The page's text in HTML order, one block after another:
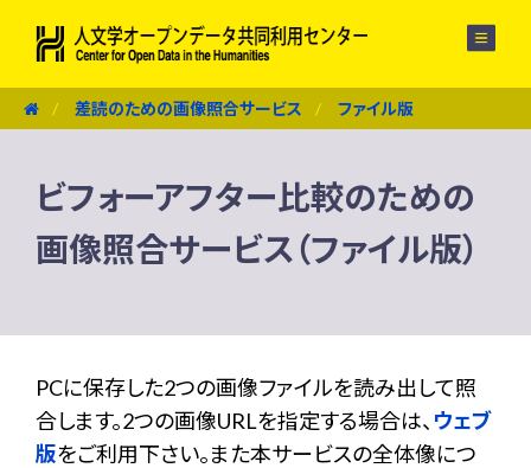
差読のための画像照合サービス ファイル版
ビフォーアフター比較のための
画像照合サービス（ファイル版）
PCに保存した2つの画像ファイルを読み出して照
合します。2つの画像URLを指定する場合は、 ウェブ
版をご利用下さい。また本サービスの全体像につ